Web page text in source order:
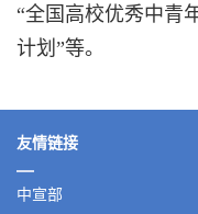
“全国高校优秀中青
计划”等。
友情链接
中宣部